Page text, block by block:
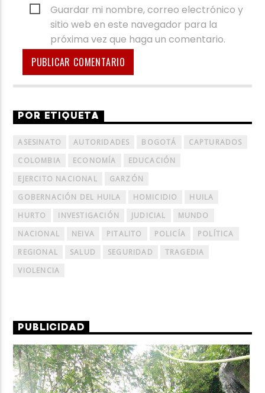
Guardar mi nombre, correo electrónico y
sitio web en este navegador para la
próxima vez que haga un comentario.
POR ETIQUETA
ASESINATO AUTORIDADES BOGOTÁ
CAPTURADOS
COLOMBIA
ECONOMÍA
EDUCACIÓN
EJERCITO NACIONAL
GARZÓN
GOBERNACIÓN DEL HUILA
HOMICIDIO
HUILA
HURTO
INVESTIGACIÓN JUDICIAL
MUNDO
NACIONAL
NEIVA PITALITO POLICÍA
POLÍTICA
REGIONAL
SALUD SEGURIDAD
TRAGEDIA
VIOLENCIA
PUBLICIDAD